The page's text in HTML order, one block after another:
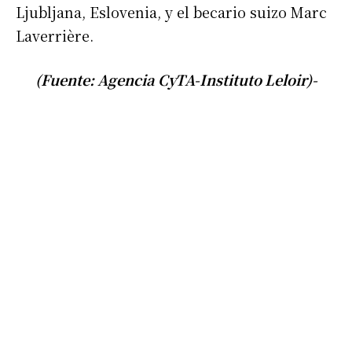
Dirección de correo electrónico
Nombre
Ljubljana, Eslovenia, y el becario suizo Marc
Laverrière.
(Fuente: Agencia CyTA-Instituto Leloir)-